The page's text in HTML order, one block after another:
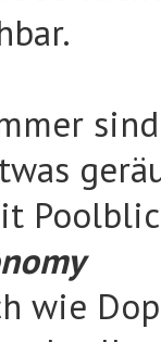
wie